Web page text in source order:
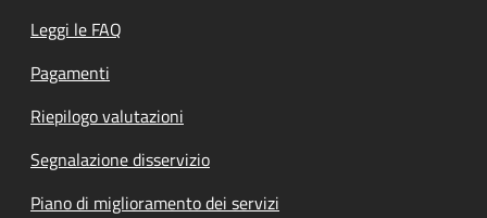
Leggi le FAQ
Pagamenti
Riepilogo valutazioni
Segnalazione disservizio
Piano di miglioramento dei servizi